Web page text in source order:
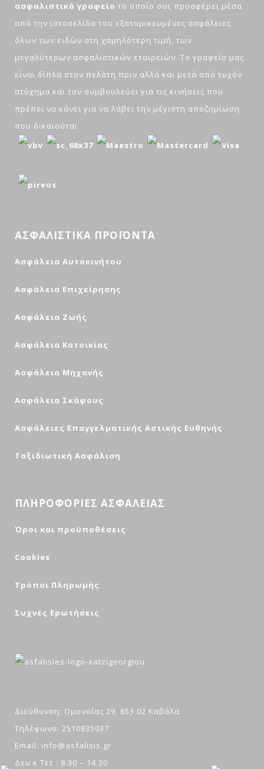
ασφαλιστικό γραφείο το οποίο σας προσφέρει μέσα
από την ιστοσελίδα του εξατομικευμένες ασφάλειες
όλων των ειδών στη χαμηλότερη τιμή, των
μεγαλύτερων ασφαλιστικών εταιρειών. Το γραφείο μας
είναι δίπλα στον πελάτη πριν αλλά και μετά από τυχόν
ατύχημα και τον συμβουλεύει για τις κινήσεις που
πρέπει να κάνει για να λάβει την μέγιστη αποζημίωση
που δικαιούται
ΑΣΦΑΛΙΣΤΙΚΑ ΠΡΟΪΟΝΤΑ
Ασφάλεια Αυτοκινήτου
Ασφάλεια Επιχείρησης
Ασφάλεια Ζωής
Ασφάλεια Κατοικίας
Ασφάλεια Μηχανής
Ασφάλεια Σκάφους
Ασφάλειες Επαγγελματικής Αστικής Ευθηνής
Ταξιδιωτική Ασφάλιση
ΠΛΗΡΟΦΟΡΙΕΣ ΑΣΦΑΛΕΙΑΣ
Όροι και προϋποθέσεις
Cookies
Τρόποι Πληρωμής
Συχνές Ερωτήσεις
Διεύθυνση: Ομονοίας 29, 653 02 Καβάλα
Τηλέφωνο: 2510835037
Email: info@asfalisis.gr
Δευ κ Τετ : 8.30 – 14.30